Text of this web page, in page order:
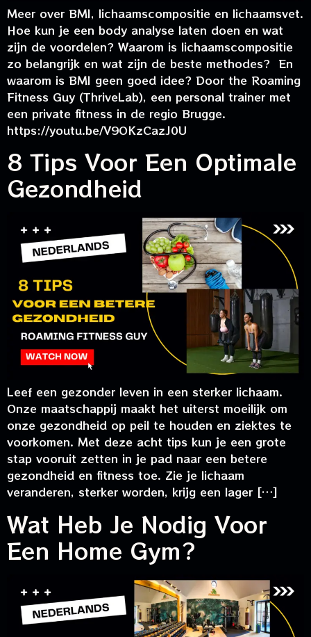
Meer over BMI, lichaamscompositie en lichaamsvet.
Hoe kun je een body analyse laten doen en wat
zijn de voordelen? Waarom is lichaamscompositie
zo belangrijk en wat zijn de beste methodes? En
waarom is BMI geen goed idee? Door the Roaming
Fitness Guy (ThriveLab), een personal trainer met
een private fitness in de regio Brugge.
https://youtu.be/V9OKzCazJ0U
8 Tips Voor Een Optimale
Gezondheid
Leef een gezonder leven in een sterker lichaam.
Onze maatschappij maakt het uiterst moeilijk om
onze gezondheid op peil te houden en ziektes te
voorkomen. Met deze acht tips kun je een grote
stap vooruit zetten in je pad naar een betere
gezondheid en fitness toe. Zie je lichaam
veranderen, sterker worden, krijg een lager […]
Wat Heb Je Nodig Voor
Een Home Gym?